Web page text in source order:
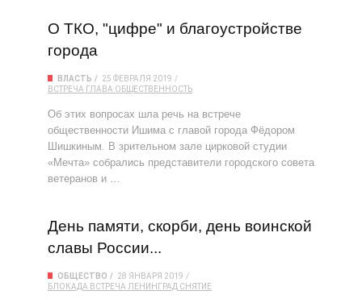
О ТКО, "цифре" и благоустройстве
города
ВЛАСТЬ
25 ФЕВРАЛЯ 2019
ВСТРЕЧА ГЛАВА ОБЩЕСТВЕННОСТЬ
Об этих вопросах шла речь на встрече
общественности Ишима с главой города Фёдором
Шишкиным. В зрительном зале цирковой студии
«Мечта» собрались представители городского совета
ветеранов и …
День памяти, скорби, день воинской
славы России...
ОБЩЕСТВО
28 ЯНВАРЯ 2019
БЛОКАДА ВСТРЕЧА ЛЕНИНГРАД СНЯТИЕ